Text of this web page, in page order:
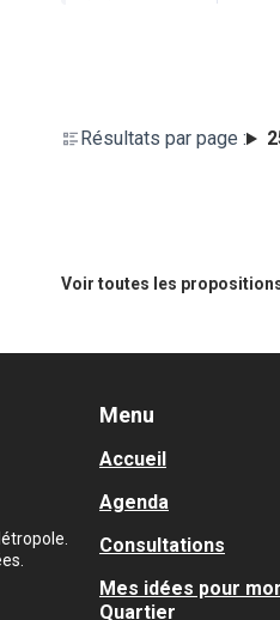
Résultats par page :
Voir toutes les
Menu
Accueil
Agenda
Consultations
Mes idées pour
Quartier